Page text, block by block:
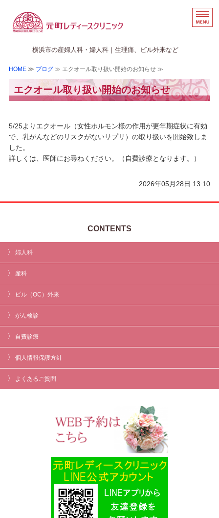
横浜の婦人科・産婦人科
横浜市の産婦人科・婦人科｜生理痛、ピル外来など
医院案内
アクセス
WEB予約のご案内
HOME≫ ブログ≫ エクオール取り扱い開始のお知らせ ≫
エクオール取り扱い開始のお知らせ
5/25よりエクオール（女性ホルモン様の作用が更年期症状に有効
で、乳がんなどのリスクがないサプリ）の取り扱いを開始致しま
した。
詳しくは、医師にお尋ねください。（自費診療となります。）
2026年05月28日 13:10
CONTENTS
婦人科
産科
ピル（OC）外来
がん検診
自費診療
個人情報保護方針
よくあるご質問